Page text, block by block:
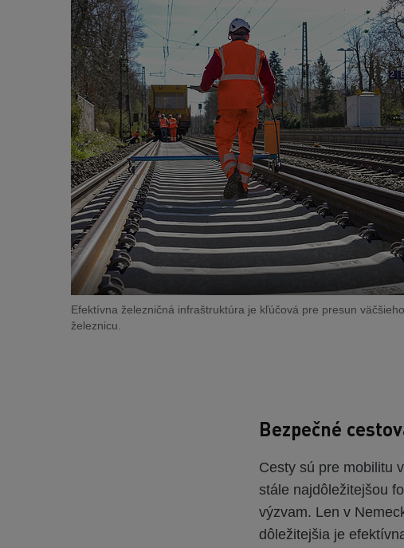
Efektívna železničná infraštruktúra je kľúčová pre presun
železnicu.
Bezpečné
Cesty sú pre mobilitu
stále najdôležitejšou
výzvam. Len v
dôležitejšia je